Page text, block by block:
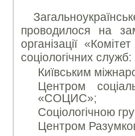
проводилося на
організації
соціологічних служб:
Київським
Центром
«СОЦИС»;
Соціологічною
Центром